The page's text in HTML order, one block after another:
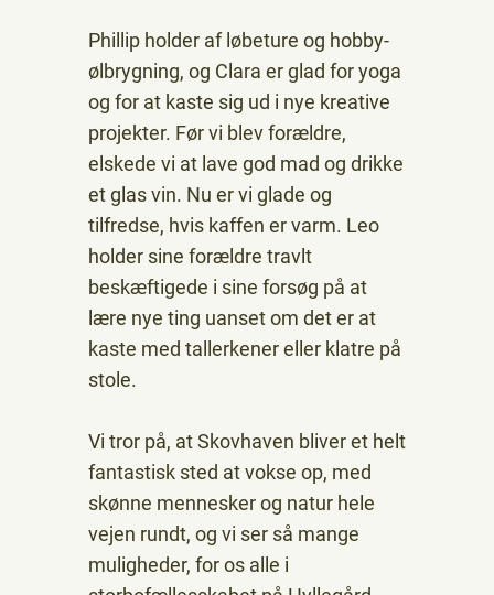
Phillip holder af løbeture og hobby-
ølbrygning, og Clara er glad for yoga
og for at kaste sig ud i nye kreative
projekter. Før vi blev forældre,
elskede vi at lave god mad og drikke
et glas vin. Nu er vi glade og
tilfredse, hvis kaffen er varm. Leo
holder sine forældre travlt
beskæftigede i sine forsøg på at
lære nye ting uanset om det er at
kaste med tallerkener eller klatre på
stole.
Vi tror på, at Skovhaven bliver et helt
fantastisk sted at vokse op, med
skønne mennesker og natur hele
vejen rundt, og vi ser så mange
muligheder, for os alle i